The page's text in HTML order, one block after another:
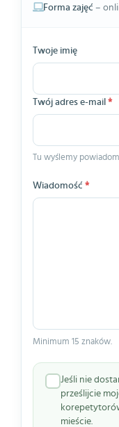
Forma zajęć –
Twoje imię
Twój adres e-mail *
Tu wyślemy
Wiadomość *
Minimum 15 znaków.
Jeśli nie
prześlijcie
mieście.